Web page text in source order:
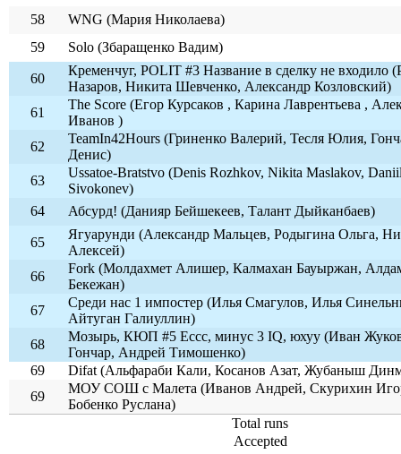
58
WNG (Мария Николаева)
59
Solo (Збаращенко Вадим)
60
Кременчуг, POLIT #3 Название в сделку не входило
Назаров, Никита Шевченко, Александр Козловский)
61
The Score (Егор Курсаков , Карина Лаврентьева ,
Иванов )
62
TeamIn42Hours (Гриненко Валерий, Тесля Юлия,
Денис)
63
Ussatoe-Bratstvo (Denis Rozhkov, Nikita Maslakov,
Sivokonev)
64
Абсурд! (Данияр Бейшекеев, Талант Дыйканбаев)
65
Ягуарунди (Александр Мальцев, Родыгина Ольга,
Алексей)
66
Fork (Молдахмет Алишер, Калмахан Бауыржан,
Бекежан)
67
Среди нас 1 импостер (Илья Смагулов, Илья
Айтуган Галиуллин)
68
Мозырь, КЮП #5 Ессс, минус 3 IQ, юхуу (Иван
Гончар, Андрей Тимошенко)
69
Difat (Альфараби Кали, Косанов Азат, Жубаныш
69
МОУ СОШ с Малета (Иванов Андрей, Скурихин
Бобенко Руслана)
Total runs
Accepted